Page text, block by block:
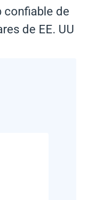
confiable de
de EE. UU